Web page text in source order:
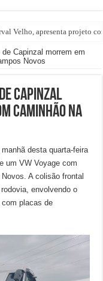
Velho, apresenta projeto
Capinzal morrem em
Novos
Capinzal
caminhão na
desta quarta-feira
um VW Voyage com
A colisão frontal
envolvendo o
placas de